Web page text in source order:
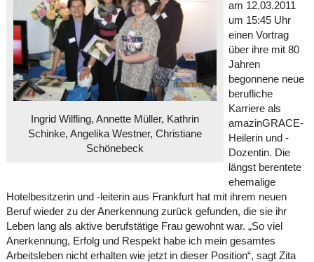
Ingrid Wilfling, Annette Müller, Kathrin
Schinke, Angelika Westner, Christiane
Schönebeck
am 12.03.2011
um 15:45 Uhr
einen Vortrag
über ihre mit 80
Jahren
begonnene neue
berufliche
Karriere als
amazinGRACE-
Heilerin und -
Dozentin. Die
längst berentete
ehemalige
Hotelbesitzerin und -leiterin aus Frankfurt hat mit ihrem neuen
Beruf wieder zu der Anerkennung zurück gefunden, die sie ihr
Leben lang als aktive berufstätige Frau gewohnt war. „So viel
Anerkennung, Erfolg und Respekt habe ich mein gesamtes
Arbeitsleben nicht erhalten wie jetzt in dieser Position“, sagt Zita